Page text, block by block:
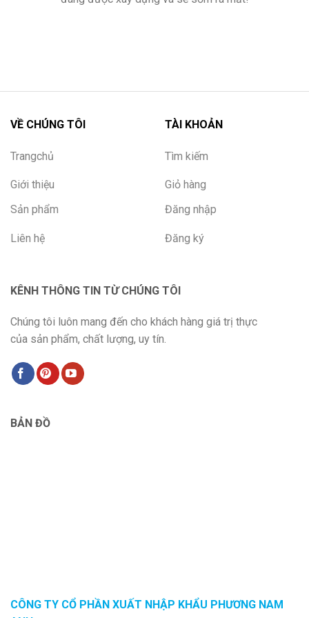
VỀ CHÚNG TÔI
Trangchủ
Giới thiệu
Sản phẩm
Liên hệ
TÀI KHOẢN
Tìm kiếm
Giỏ hàng
Đăng nhập
Đăng ký
KÊNH THÔNG TIN TỪ CHÚNG TÔI
Chúng tôi luôn mang đến cho khách hàng giá trị thực
của sản phẩm, chất lượng, uy tín.
BẢN ĐỒ
CÔNG TY CỔ PHẦN XUẤT NHẬP KHẨU PHƯƠNG NAM